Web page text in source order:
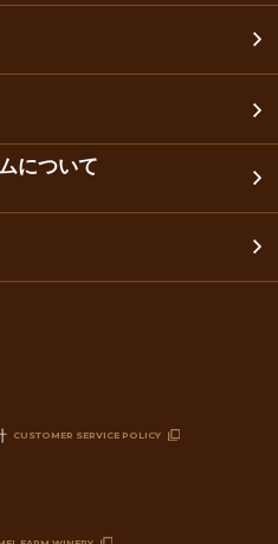
について
CUSTOMER SERVICE POLICY